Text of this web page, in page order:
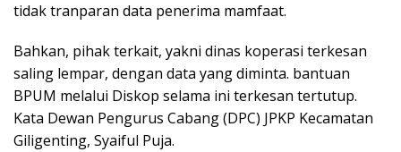
tidak tranparan data penerima mamfaat.
Bahkan, pihak terkait, yakni dinas koperasi terkesan
saling lempar, dengan data yang diminta. bantuan
BPUM melalui Diskop selama ini terkesan tertutup.
Kata Dewan Pengurus Cabang (DPC) JPKP Kecamatan
Giligenting, Syaiful Puja.